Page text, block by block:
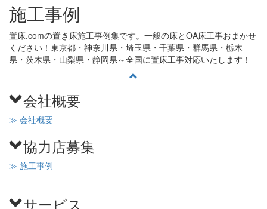
施工事例
置床.comの置き床施工事例集です。一般の床とOA床工事おまかせ
ください！東京都・神奈川県・埼玉県・千葉県・群馬県・栃木
県・茨木県・山梨県・静岡県～全国に置床工事対応いたします！
会社概要
≫ 会社概要
協力店募集
≫ 施工事例
サービス